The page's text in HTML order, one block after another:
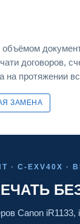
договоров,
на протяжении
ЗАМЕНА
· C-EXV40X ·
Canon iR1133,